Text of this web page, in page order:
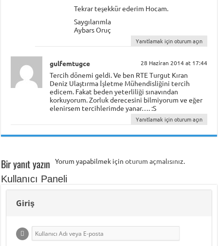
Tekrar teşekkür ederim Hocam.
Saygılarımla
Aybars Oruç
Yanıtlamak için oturum açın
gulfemtugce 28 Haziran 2014 at 17:44
Tercih dönemi geldi. Ve ben RTE Turgut Kıran
Deniz Ulaştırma İşletme Mühendisliğini tercih
edicem. Fakat beden yeterliliği sınavından
korkuyorum. Zorluk derecesini bilmiyorum ve eğer
elenirsem tercihlerimde yanar…. :S
Yanıtlamak için oturum açın
Bir yanıt yazın Yorum yapabilmek içinoturum açmalısınız.
Kullanıcı Paneli
Giriş